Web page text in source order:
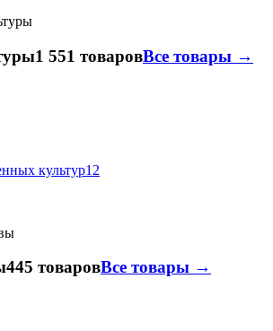
1 551 товаровВсе товары →
культур12
445 товаровВсе товары →